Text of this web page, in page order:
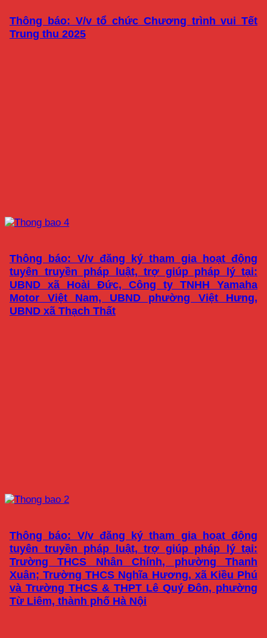
Thông báo: V/v tổ chức Chương trình vui Tết
Trung thu 2025
Thông báo: V/v đăng ký tham gia hoạt động
tuyên truyền pháp luật, trợ giúp pháp lý tại:
UBND xã Hoài Đức, Công ty TNHH Yamaha
Motor Việt Nam, UBND phường Việt Hưng,
UBND xã Thạch Thất
Thông báo: V/v đăng ký tham gia hoạt động
tuyên truyền pháp luật, trợ giúp pháp lý tại:
Trường THCS Nhân Chính, phường Thanh
Xuân; Trường THCS Nghĩa Hương, xã Kiều Phú
và Trường THCS & THPT Lê Quý Đôn, phường
Từ Liêm, thành phố Hà Nội